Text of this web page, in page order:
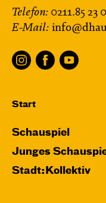
Telefon: 0211.85 23 0
E-Mail:
Start
Schauspiel
Junges
Stadt:Kollektiv